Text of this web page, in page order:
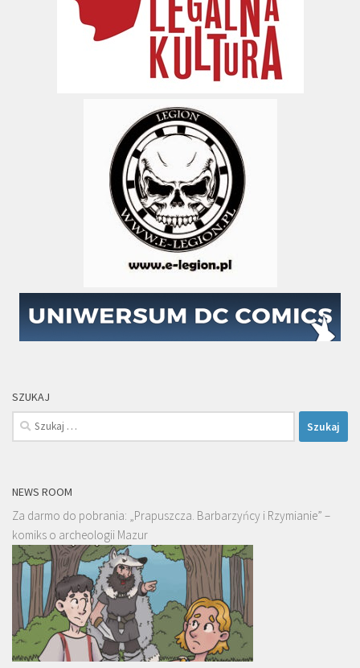
SZUKAJ
Szukaj:
NEWS ROOM
Za darmo do pobrania: „Prapuszcza. Barbarzyńcy i Rzymianie” –
komiks o archeologii Mazur